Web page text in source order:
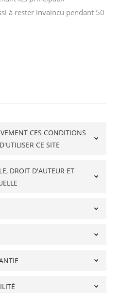
à rester invaincu pendant 50
CES CONDITIONS
CE SITE
DROIT D'AUTEUR ET